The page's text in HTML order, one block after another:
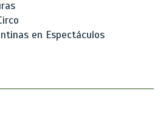
en Espectáculos